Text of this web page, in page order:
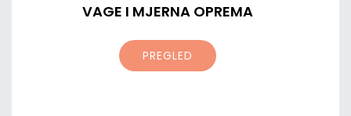
VAGE I MJERNA OPREMA
PREGLED